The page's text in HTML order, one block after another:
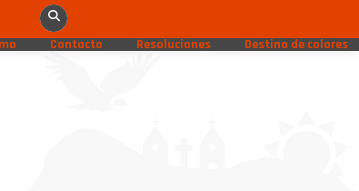
Contacto Resoluciones Destino de colores